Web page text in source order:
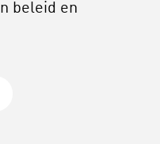
beleid en